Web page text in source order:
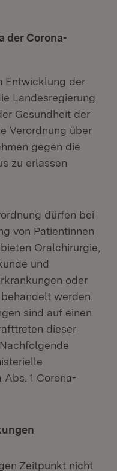
der Corona-
Entwicklung der
Landesregierung
Gesundheit der
Verordnung über
gegen die
zu erlassen
dürfen bei
von Patientinnen
Oralchirurgie,
und
oder
werden.
sind auf einen
dieser
1 Corona-
Zeitpunkt nicht